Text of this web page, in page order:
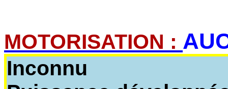
MOTORISATION :
Inconnu